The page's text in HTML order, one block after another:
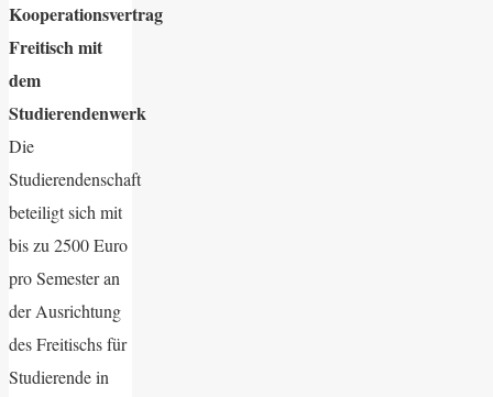
Kooperationsvertrag
Freitisch mit
dem
Studierendenwerk
Die
Studierendenschaft
beteiligt sich mit
bis zu 2500 Euro
pro Semester an
der Ausrichtung
des Freitischs für
Studierende in